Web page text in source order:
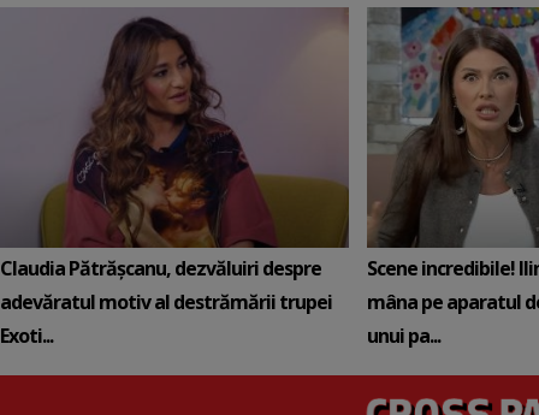
Claudia Pătrășcanu, dezvăluiri despre
adevăratul motiv al destrămării trupei
Exoti...
Scene incredibile!
mâna pe aparatul
unui pa...